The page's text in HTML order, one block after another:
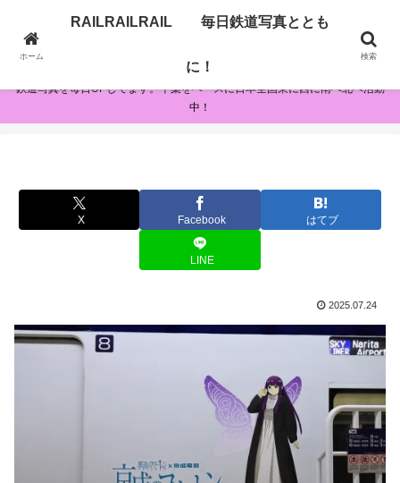
RAILRAILRAIL 毎日鉄道写真とともに！
鉄道写真を毎日UPしてます。千葉をベースに日本全国東に西に南へ北へ活動
中！
X Facebook はてブ
LINE
2025.07.24
ホーム
RAILRAILRAIL 毎日鉄道写真ととも
に！
検索